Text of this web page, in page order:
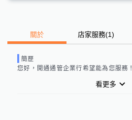
關於 店家服務(1)
簡歷
您好， 開通通管企業行希望能為您服務！
看更多